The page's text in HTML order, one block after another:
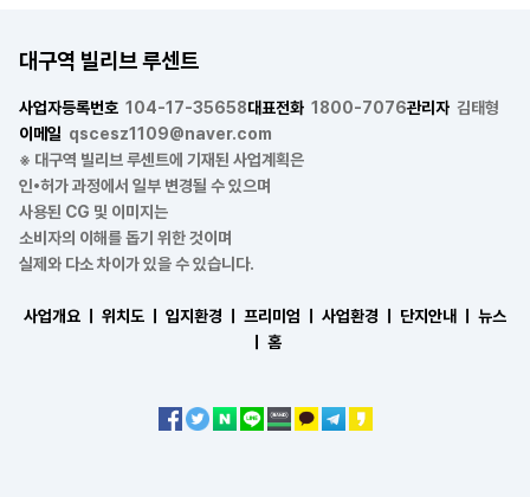
대구역 빌리브 루센트
사업자등록번호 104-17-35658대표전화 1800-7076관리자 김태형
이메일 qscesz1109@naver.com
※ 대구역 빌리브 루센트에 기재된 사업계획은
인•허가 과정에서 일부 변경될 수 있으며
사용된 CG 및 이미지는
소비자의 이해를 돕기 위한 것이며
실제와 다소 차이가 있을 수 있습니다.
사업개요 ㅣ 위치도 ㅣ 입지환경 ㅣ 프리미엄 ㅣ 사업환경 ㅣ 단지안내 ㅣ
뉴스
홈